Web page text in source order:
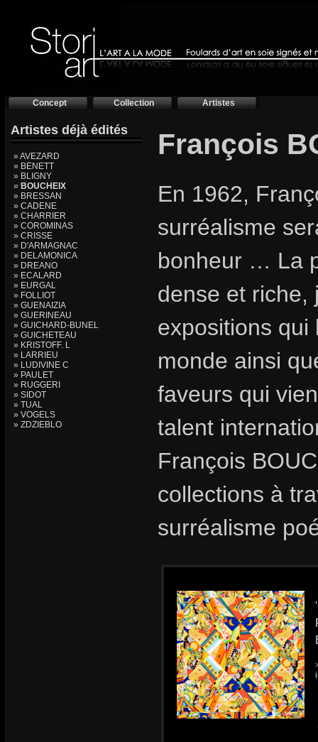
Concept Collection Artistes
Artistes déjà édités
» AVEZARD
» BENETT
» BLIGNY
» BOUCHEIX
» BRESSAN
» CADENE
» CHARRIER
» COROMINAS
» CRISSE
» D'ARMAGNAC
» DELAMONICA
» DREANO
» ECALARD
» EURGAL
» FOLLIOT
» GUENAIZIA
» GUERINEAU
» GUICHARD-BUNEL
» GUICHETEAU
» KRISTOFF. L
» LARRIEU
» LUDIVINE C
» PAULET
» RUGGERI
» SIDOT
» TUAL
» VOGELS
» ZDZIEBLO
François
En 1962,
surréalisme
bonheur … La
dense et riche,
expositions
monde ainsi
faveurs qui
talent
François
collections à
surréalisme